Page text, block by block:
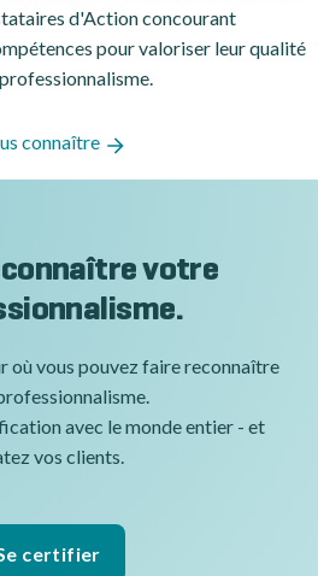
d'Action concourant
pour valoriser leur qualité
connaître
votre
où vous pouvez faire reconnaître
avec le monde entier - et
vos clients.
certifier